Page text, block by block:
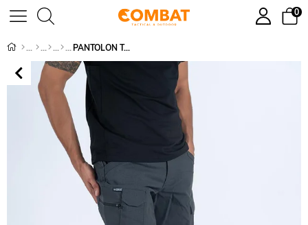
0
PANTOLON TACTICAL C200 - 501